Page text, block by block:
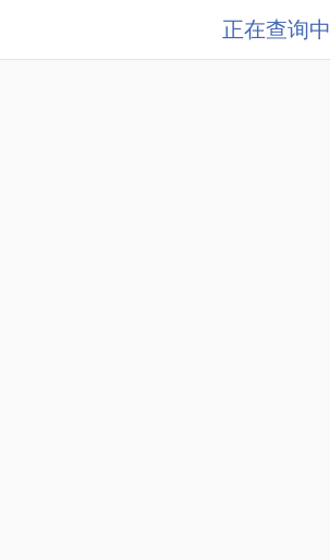
正在查询中